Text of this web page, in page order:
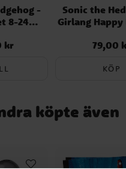
-
8-24
kr
kr
Sonic the
Girlang
Pris:
79,00
KÖP
köpte även